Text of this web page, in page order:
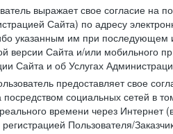
выражает свое согласие на
Сайта) по адресу
указанным им при
версии Сайта и/или мобильного
Сайта и об Услугах
предоставляет свое
социальных сетей в
времени через Интернет
Пользователя/